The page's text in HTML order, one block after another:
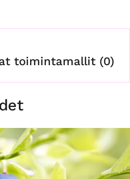
toimintamallit (0)